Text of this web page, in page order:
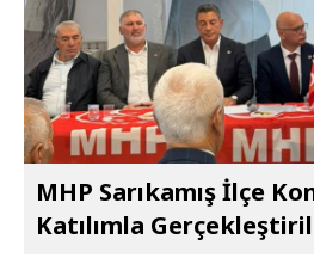
MHP Sarıkamış İlçe
Katılımla